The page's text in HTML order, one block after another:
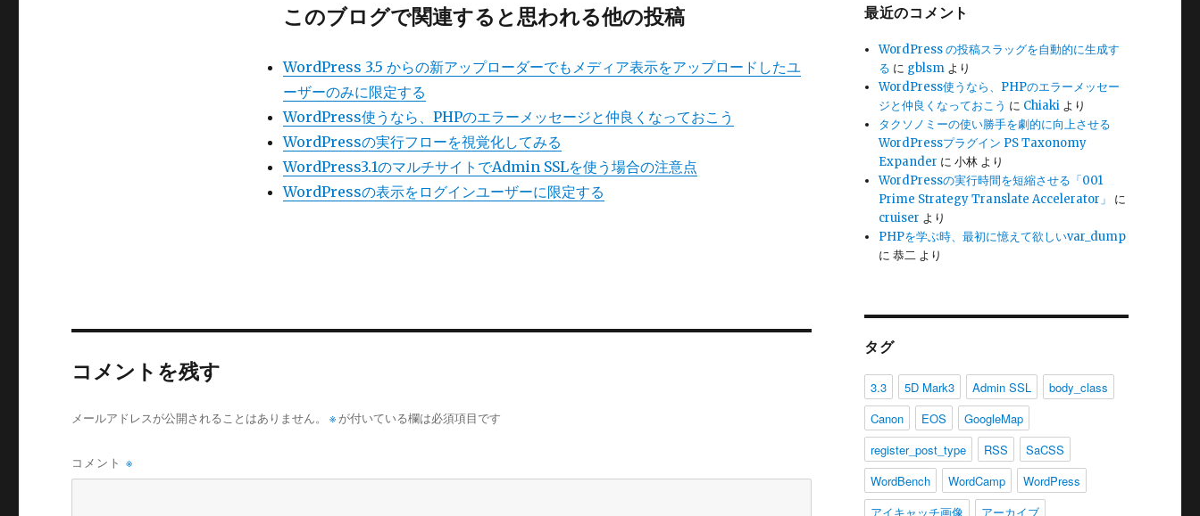
このブログで関連すると思われる他の投稿
WordPress 3.5 からの新アップローダーでもメディア表示をアップロードしたユ
ーザーのみに限定する
WordPress使うなら、PHPのエラーメッセージと仲良くなっておこう
WordPressの実行フローを視覚化してみる
WordPress3.1のマルチサイトでAdmin SSLを使う場合の注意点
WordPressの表示をログインユーザーに限定する
コメントを残す
メールアドレスが公開されることはありません。 ※ が付いている欄は必須項目です
コメント※
最近のコメント
WordPress の投稿スラッグを自動的に生成す
る に gblsm より
WordPress使うなら、PHPのエラーメッセー
ジと仲良くなっておこう に Chiaki より
タクソノミーの使い勝手を劇的に向上させる
WordPressプラグイン PS Taxonomy
Expander に小林 より
WordPressの実行時間を短縮させる「001
Prime Strategy Translate Accelerator」
に
cruiser より
PHPを学ぶ時、最初に憶えて欲しいvar_dump
に恭二 より
タグ
3.3 5D Mark3 Admin SSL
body_class
Canon
EOS
GoogleMap
register_post_type
RSS
SaCSS
WordBench
WordCamp
WordPress
アイキャッチ画像
アーカイブ